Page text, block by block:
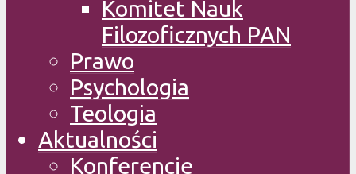
Komitet Nauk
Filozoficznych PAN
Prawo
Psychologia
Teologia
Aktualności
Konferencje